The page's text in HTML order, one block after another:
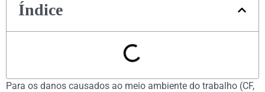
Índice
Para os danos causados ao meio ambiente do trabalho (CF,